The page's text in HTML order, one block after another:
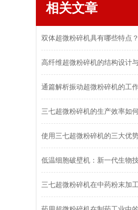
相关文章
双体超微粉碎机具有哪些特点？